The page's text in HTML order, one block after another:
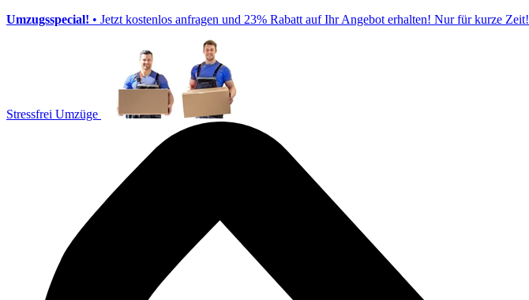
Umzugsspecial! • Jetzt kostenlos anfragen und 23% Rabatt auf Ihr Angebot erhalten! Nur für kurze Zeit!
Stressfrei Umzüge